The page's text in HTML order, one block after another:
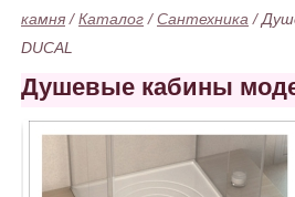
камня /Каталог /Сантехника /
DUCAL
Душевые кабины